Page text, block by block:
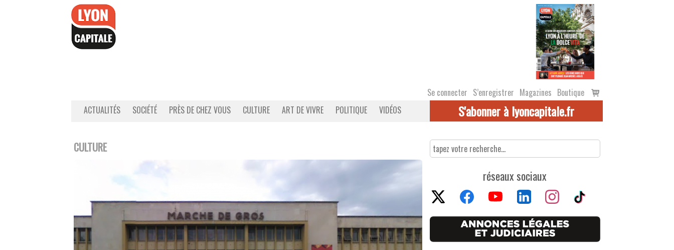
Se connecter S’enregistrer Magazines Boutique
Voir
le
ACTUALITÉS SOCIÉTÉ PRÈS DE CHEZ VOUS CULTURE ART DE VIVRE POLITIQUE VIDÉOS S'abonner à lyoncapitale.fr
CULTURE
réseaux sociaux